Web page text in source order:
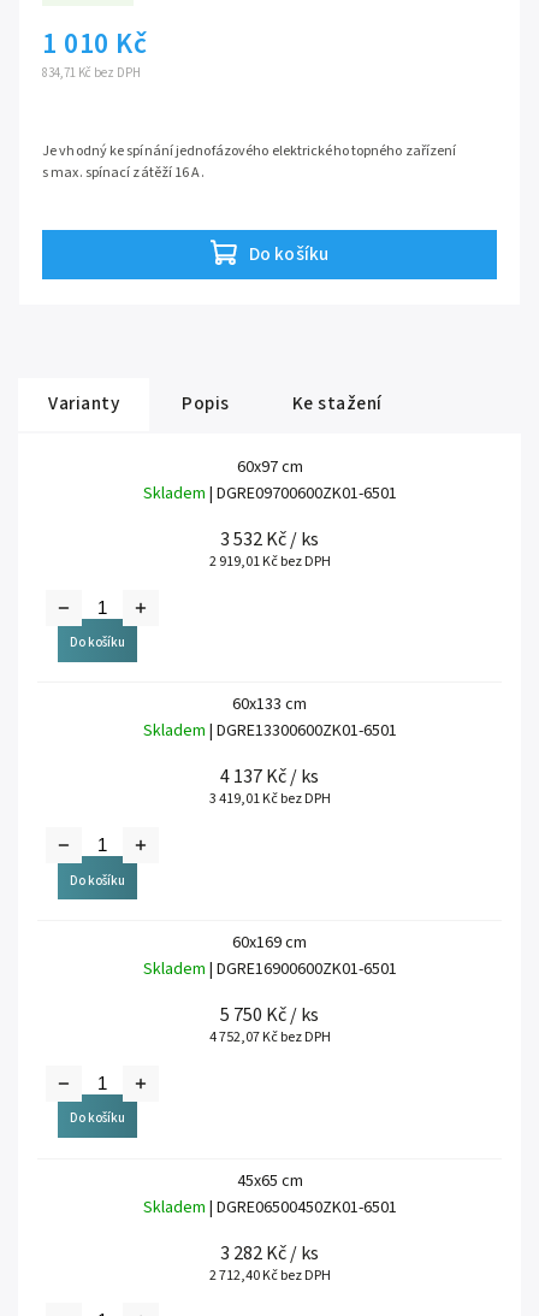
834,71 Kč bez DPH
1 010 Kč
Do košíku
Je vhodný ke spínání jednofázového elektrického topného zařízení
s max. spínací zátěží 16 A.
Varianty Popis Ke stažení
60x97 cm
Skladem | DGRE09700600ZK01-6501
3 532 Kč/ ks
2 919,01 Kč bez DPH
Do košíku
60x133 cm
Skladem | DGRE13300600ZK01-6501
4 137 Kč/ ks
3 419,01 Kč bez DPH
Do košíku
60x169 cm
Skladem | DGRE16900600ZK01-6501
5 750 Kč/ ks
4 752,07 Kč bez DPH
Do košíku
45x65 cm
Skladem | DGRE06500450ZK01-6501
3 282 Kč/ ks
2 712,40 Kč bez DPH